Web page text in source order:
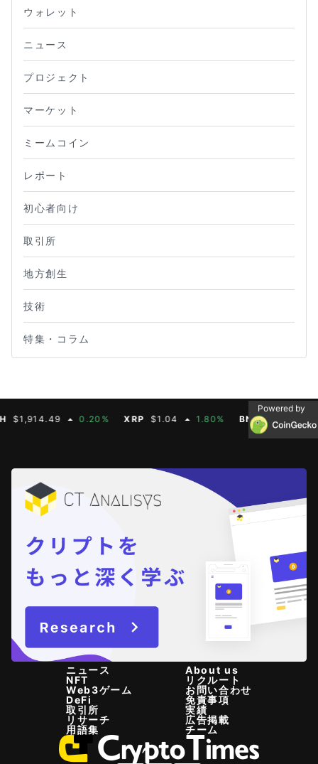
ウォレット
ニュース
プロジェクト
マーケット
ミームコイン
レポート
初心者向け
取引所
地方創生
技術
特集・コラム
0.20% XRP $1.04 1.80% BNB $603.21
Powered by
ニュース
NFT
Web3ゲーム
DeFi
取引所
リサーチ
用語集
About us
リクルート
お問い合わせ
免責事項
実績
広告掲載
チーム